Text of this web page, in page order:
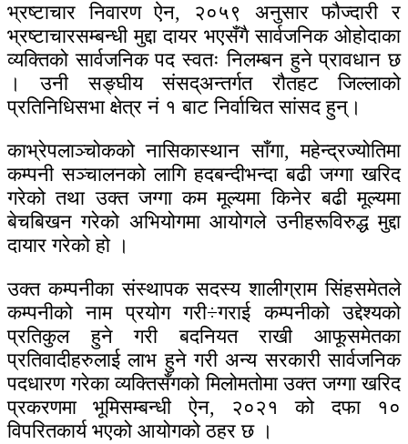
भ्रष्टाचार निवारण ऐन, २०५९ अनुसार फौज्दारी र
भ्रष्टाचारसम्बन्धी मुद्दा दायर भएसँगै सार्वजनिक ओहोदाका
व्यक्तिको सार्वजनिक पद स्वतः निलम्बन हुने प्रावधान छ
। उनी सङ्घीय संसद्अन्तर्गत रौतहट जिल्लाको
प्रतिनिधिसभा क्षेत्र नं १ बाट निर्वाचित सांसद हुन्।
काभ्रेपलाञ्चोकको नासिकास्थान साँगा, महेन्द्रज्योतिमा
कम्पनी सञ्चालनको लागि हदबन्दीभन्दा बढी जग्गा खरिद
गरेको तथा उक्त जग्गा कम मूल्यमा किनेर बढी मूल्यमा
बेचबिखन गरेको अभियोगमा आयोगले उनीहरूविरुद्ध मुद्दा
दायार गरेको हो ।
उक्त कम्पनीका संस्थापक सदस्य शालीग्राम सिंहसमेतले
कम्पनीको नाम प्रयोग गरी÷गराई कम्पनीको उद्देश्यको
प्रतिकुल हुने गरी बदनियत राखी आफूसमेतका
प्रतिवादीहरुलाई लाभ हुने गरी अन्य सरकारी सार्वजनिक
पदधारण गरेका व्यक्तिसँगको मिलोमतोमा उक्त जग्गा खरिद
प्रकरणमा भूमिसम्बन्धी ऐन, २०२१ को दफा १०
विपरितकार्य भएको आयोगको ठहर छ ।